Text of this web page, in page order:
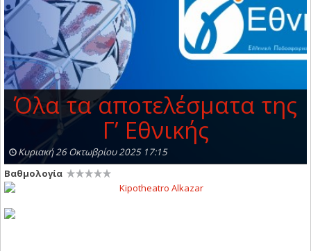
Όλα τα αποτελέσματα της
Γ’ Εθνικής
Κυριακή 26 Οκτωβρίου 2025 17:15
Βαθμολογία